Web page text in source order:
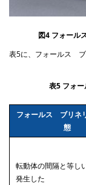
図4 フォール
表5に、フォールス ブ
表5 フォ
フォールス ブリネ
態
転動体の間隔と等し
発生した